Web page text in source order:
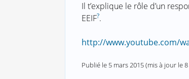
Il t’explique le rôle d’un
EEIF?.
http://www.youtube.com/
Publié le 5 mars 2015(mis à jour le